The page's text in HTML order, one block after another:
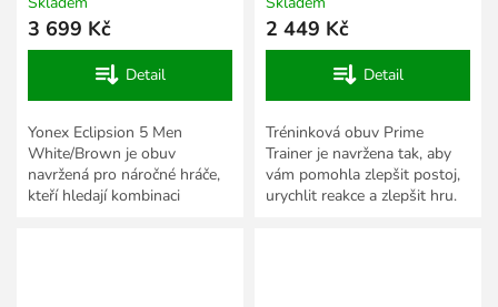
3 699 Kč
Detail
Yonex Eclipsion 5 Men
White/Brown je obuv
navržená pro náročné hráče,
kteří hledají kombinaci
2 449 Kč
Detail
Tréninková obuv Prime
Trainer je navržena tak, aby
vám pomohla zlepšit postoj,
urychlit reakce a zlepšit hru.